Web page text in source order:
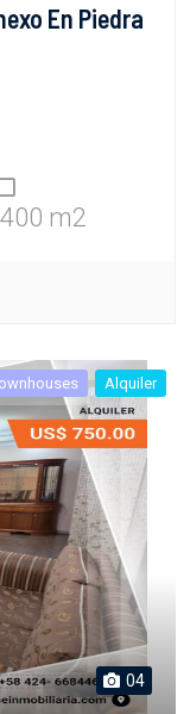
En Piedra
400 m2
Alquiler
04